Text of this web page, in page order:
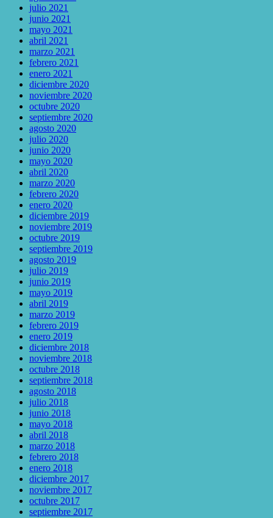
julio 2021
junio 2021
mayo 2021
abril 2021
marzo 2021
febrero 2021
enero 2021
diciembre 2020
noviembre 2020
octubre 2020
septiembre 2020
agosto 2020
julio 2020
junio 2020
mayo 2020
abril 2020
marzo 2020
febrero 2020
enero 2020
diciembre 2019
noviembre 2019
octubre 2019
septiembre 2019
agosto 2019
julio 2019
junio 2019
mayo 2019
abril 2019
marzo 2019
febrero 2019
enero 2019
diciembre 2018
noviembre 2018
octubre 2018
septiembre 2018
agosto 2018
julio 2018
junio 2018
mayo 2018
abril 2018
marzo 2018
febrero 2018
enero 2018
diciembre 2017
noviembre 2017
octubre 2017
septiembre 2017